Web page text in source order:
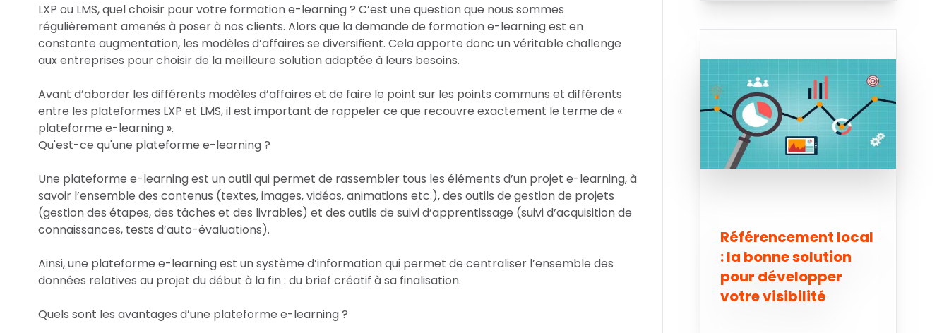
LXP ou LMS, quel choisir pour votre formation e-learning ? C’est une question que nous sommes
régulièrement amenés à poser à nos clients. Alors que la demande de formation e-learning est en
constante augmentation, les modèles d’affaires se diversifient. Cela apporte donc un véritable challenge
aux entreprises pour choisir de la meilleure solution adaptée à leurs besoins.
Avant d’aborder les différents modèles d’affaires et de faire le point sur les points communs et différents
entre les plateformes LXP et LMS, il est important de rappeler ce que recouvre exactement le terme de «
plateforme e-learning ».
Qu'est-ce qu'une plateforme e-learning ?
Une plateforme e-learning est un outil qui permet de rassembler tous les éléments d’un projet e-learning, à
savoir l’ensemble des contenus (textes, images, vidéos, animations etc.), des outils de gestion de projets
(gestion des étapes, des tâches et des livrables) et des outils de suivi d’apprentissage (suivi d’acquisition de
connaissances, tests d’auto-évaluations).
Ainsi, une plateforme e-learning est un système d’information qui permet de centraliser l’ensemble des
données relatives au projet du début à la fin : du brief créatif à sa finalisation.
Quels sont les avantages d’une plateforme e-learning ?
Référencement local
: la bonne solution
pour développer
votre visibilité